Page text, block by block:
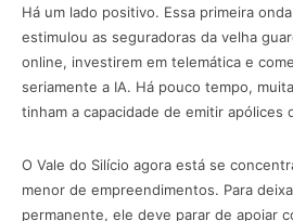
Há um lado positivo. Essa primeira
estimulou as seguradoras da velha
online, investirem em telemática e
seriamente a IA. Há pouco tempo,
tinham a capacidade de emitir apólices
O Vale do Silício agora está se
menor de empreendimentos. Para
permanente, ele deve parar de apoiar